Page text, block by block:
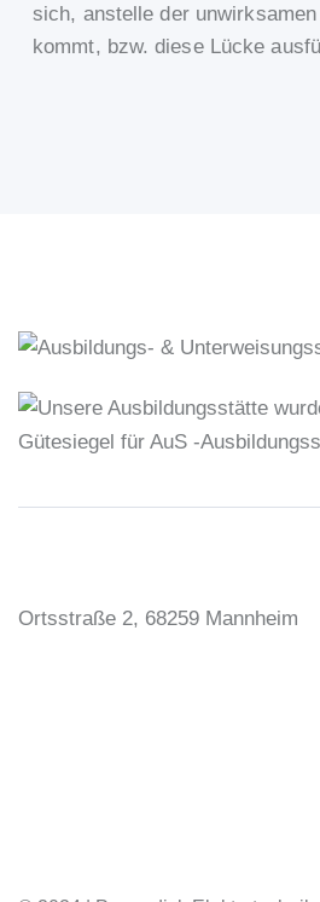
sich, anstelle der
kommt, bzw. diese Lücke
Ortsstraße 2, 68259 Mannheim